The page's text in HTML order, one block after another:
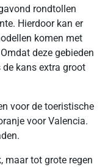
rondtollen
Hierdoor kan er
komen met
deze gebieden
kans extra groot
voor de toeristische
voor Valencia.
maar tot grote regen